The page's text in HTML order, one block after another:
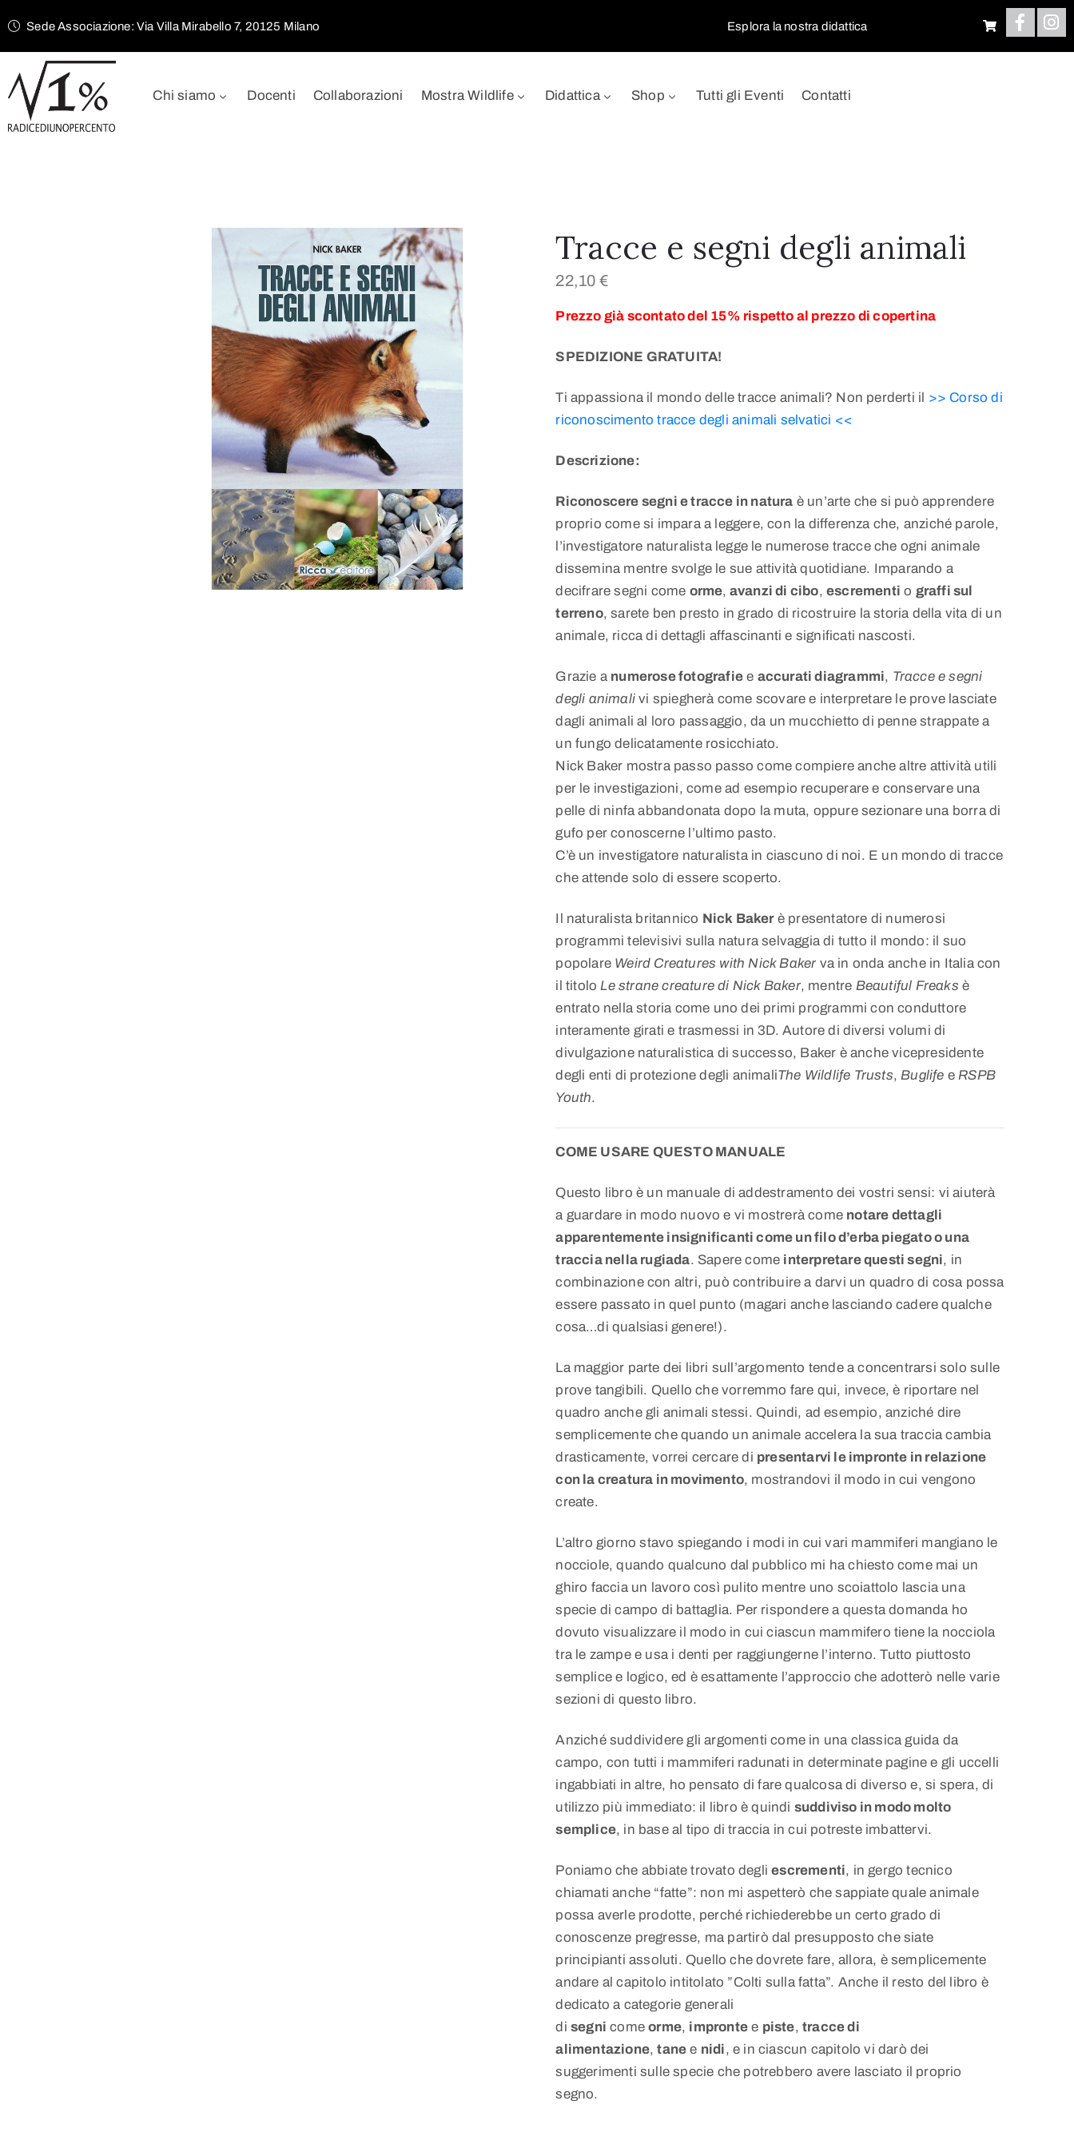
Sede Associazione: Via Villa Mirabello 7, 20125 Milano Esplora la nostra didattica
Chi siamo Docenti Collaborazioni Mostra Wildlife Didattica Shop Tutti gli Eventi Contatti
Tracce e segni degli animali
22,10 €
Prezzo già scontato del 15% rispetto al prezzo di copertina
SPEDIZIONE GRATUITA!
Ti appassiona il mondo delle tracce animali? Non perderti il >> Corso di
riconoscimento tracce degli animali selvatici <<
Descrizione:
Riconoscere segni e tracce in natura è un’arte che si può apprendere
proprio come si impara a leggere, con la differenza che, anziché parole,
l’investigatore naturalista legge le numerose tracce che ogni animale
dissemina mentre svolge le sue attività quotidiane. Imparando a
decifrare segni come orme, avanzi di cibo,escrementi o graffi sul
terreno, sarete ben presto in grado di ricostruire la storia della vita di un
animale, ricca di dettagli affascinanti e significati nascosti.
Grazie a numerose fotografie e accurati diagrammi, Tracce e segni
degli animali vi spiegherà come scovare e interpretare le prove lasciate
dagli animali al loro passaggio, da un mucchietto di penne strappate a
un fungo delicatamente rosicchiato.
Nick Baker mostra passo passo come compiere anche altre attività utili
per le investigazioni, come ad esempio recuperare e conservare una
pelle di ninfa abbandonata dopo la muta, oppure sezionare una borra di
gufo per conoscerne l’ultimo pasto.
C’è un investigatore naturalista in ciascuno di noi. E un mondo di tracce
che attende solo di essere scoperto.
Il naturalista britannico Nick Bakerè presentatore di numerosi
programmi televisivi sulla natura selvaggia di tutto il mondo: il suo
popolare Weird Creatures with Nick Bakerva in onda anche in Italia con
il titolo Le strane creature di Nick Baker, mentre Beautiful Freaks è
entrato nella storia come uno dei primi programmi con conduttore
interamente girati e trasmessi in 3D. Autore di diversi volumi di
divulgazione naturalistica di successo, Baker è anche vicepresidente
degli enti di protezione degli animaliThe Wildlife Trusts, Buglife e RSPB
Youth.
COME USARE QUESTO MANUALE
Questo libro è un manuale di addestramento dei vostri sensi: vi aiuterà
a guardare in modo nuovo e vi mostrerà come notare dettagli
apparentemente insignificanti come un filo d’erba piegato o una
traccia nella rugiada. Sapere come interpretare questi segni, in
combinazione con altri, può contribuire a darvi un quadro di cosa possa
essere passato in quel punto (magari anche lasciando cadere qualche
cosa…di qualsiasi genere!).
La maggior parte dei libri sull’argomento tende a concentrarsi solo sulle
prove tangibili. Quello che vorremmo fare qui, invece, è riportare nel
quadro anche gli animali stessi. Quindi, ad esempio, anziché dire
semplicemente che quando un animale accelera la sua traccia cambia
drasticamente, vorrei cercare di presentarvi le impronte in relazione
con la creatura in movimento, mostrandovi il modo in cui vengono
create.
L’altro giorno stavo spiegando i modi in cui vari mammiferi mangiano le
nocciole, quando qualcuno dal pubblico mi ha chiesto come mai un
ghiro faccia un lavoro così pulito mentre uno scoiattolo lascia una
specie di campo di battaglia. Per rispondere a questa domanda ho
dovuto visualizzare il modo in cui ciascun mammifero tiene la nocciola
tra le zampe e usa i denti per raggiungerne l’interno. Tutto piuttosto
semplice e logico, ed è esattamente l’approccio che adotterò nelle varie
sezioni di questo libro.
Anziché suddividere gli argomenti come in una classica guida da
campo, con tutti i mammiferi radunati in determinate pagine e gli uccelli
ingabbiati in altre, ho pensato di fare qualcosa di diverso e, si spera, di
utilizzo più immediato: il libro è quindi suddiviso in modo molto
semplice, in base al tipo di traccia in cui potreste imbattervi.
Poniamo che abbiate trovato degliescrementi, in gergo tecnico
chiamati anche “fatte”: non mi aspetterò che sappiate quale animale
possa averle prodotte, perché richiederebbe un certo grado di
conoscenze pregresse, ma partirò dal presupposto che siate
principianti assoluti. Quello che dovrete fare, allora, è semplicemente
andare al capitolo intitolato ”Colti sulla fatta”. Anche il resto del libro è
dedicato a categorie generali
disegni comeorme, impronte e piste,tracce di
alimentazione,tane e nidi, e in ciascun capitolo vi darò dei
suggerimenti sulle specie che potrebbero avere lasciato il proprio
segno.